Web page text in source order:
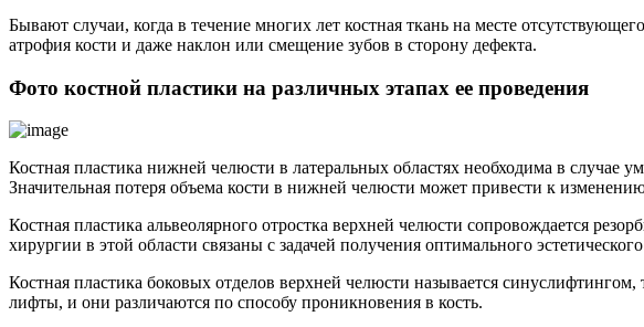
Бывают случаи, когда в течение многих лет костная ткань на месте
атрофия кости и даже наклон или смещение зубов в сторону дефекта.
Фото костной пластики на различных этапах ее проведения
Костная пластика нижней челюсти в латеральных областях необходима в
Значительная потеря объема кости в нижней челюсти может привести к
Костная пластика альвеолярного отростка верхней челюсти сопровождается
хирургии в этой области связаны с задачей получения оптимального эстетического
Костная пластика боковых отделов верхней челюсти называется
лифты, и они различаются по способу проникновения в кость.